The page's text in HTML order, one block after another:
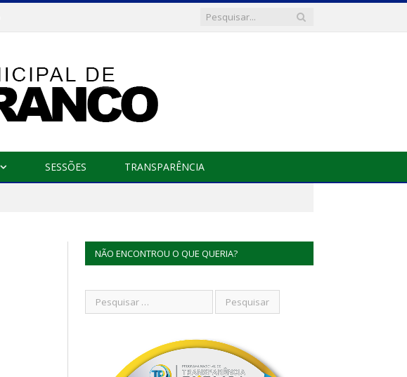
SESSÕES TRANSPARÊNCIA
NÃO ENCONTROU O QUE QUERIA?